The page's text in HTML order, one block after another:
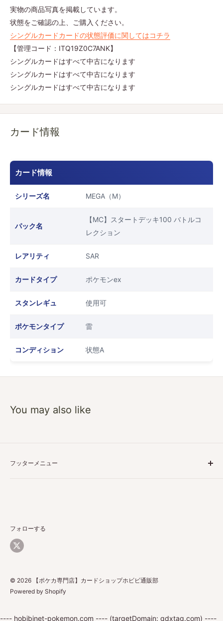
実物の商品写真を掲載しています。
状態をご確認の上、ご購入ください。
シングルカードカードの状態評価に関してはコチラ
【管理コード：ITQ19Z0C7ANK】
シングルカードはすべて中古になります
シングルカードはすべて中古になります
シングルカードはすべて中古になります
カード情報
カード情報
シリーズ名 MEGA（M）
パック名
【MC】スタートデッキ100 バトルコ
レクション
レアリティ SAR
カードタイプ ポケモンex
スタンレギュ 使用可
ポケモンタイプ 雷
コンディション 状態A
You may also like
フッターメニュー
返品・返金について
配送について
お問い合わせ
フォローする
© 2026 【ポケカ専門店】カードショップホビビ通販部
Powered by Shopify
---- hobibinet-pokemon.com ---- (targetDomain: gdxtag.com) ----